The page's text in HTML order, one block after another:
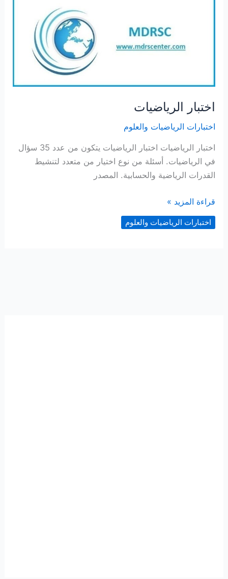
اختبار الرياضيات
اختبارات الرياضيات والعلوم
اختبار الرياضيات اختبار الرياضيات يتكون من عدد 35 سؤال
في الرياضيات. أسئلة من نوع اختيار من متعدد لتنشيط
القدرات الرياضية والحسابية. المصدر
اختبار
الرياضيات
قراءة المزيد »
اختبارات الرياضيات والعلوم